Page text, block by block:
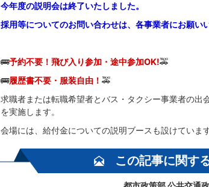
今年度の説明会は終了いたしました。
採用等についてのお問い合わせは、各事業者にお願い
🚌予約不要！飛び入り参加・途中参加OK!🚕
🚌履歴書不要・服装自由！ 🚕
求職者または転職希望者とバス・タクシー事業者の
を実施します。
会場には、給付金についての説明ブースも設けています
この記事に関す